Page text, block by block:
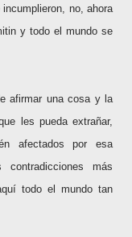
no, ahora
y todo el mundo se
afirmar una cosa y la
les pueda extrañar,
afectados por esa
contradicciones más
todo el mundo tan